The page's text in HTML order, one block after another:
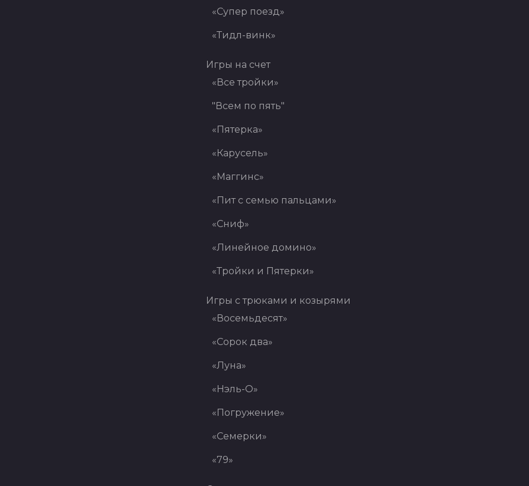
«Супер поезд»
«Тидл-винк»
Игры на счет
«Все тройки»
"Всем по пять"
«Пятерка»
«Карусель»
«Маггинс»
«Пит с семью пальцами»
«Сниф»
«Линейное домино»
«Тройки и Пятерки»
Игры с трюками и козырями
«Восемьдесят»
«Сорок два»
«Луна»
«Нэль-О»
«Погружение»
«Семерки»
«79»